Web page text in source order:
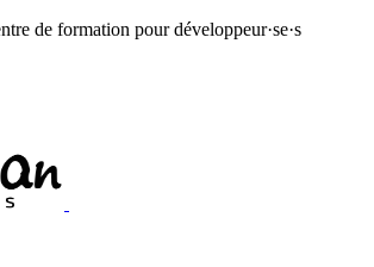
de formation pour développeur·se·s